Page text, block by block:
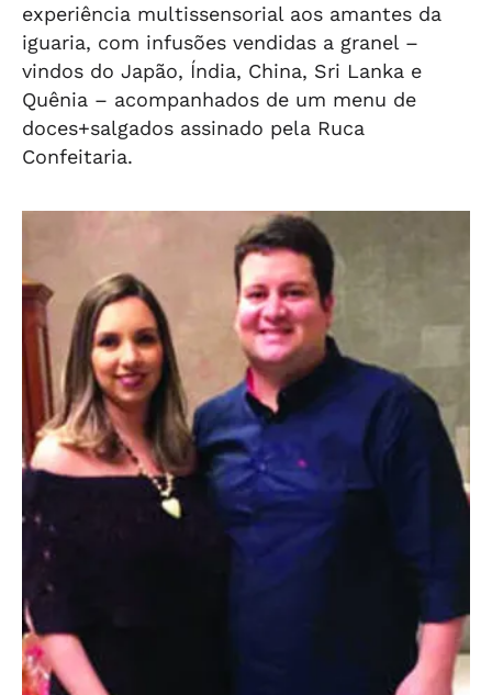
experiência multissensorial aos amantes da
iguaria, com infusões vendidas a granel –
vindos do Japão, Índia, China, Sri Lanka e
Quênia – acompanhados de um menu de
doces+salgados assinado pela Ruca
Confeitaria.